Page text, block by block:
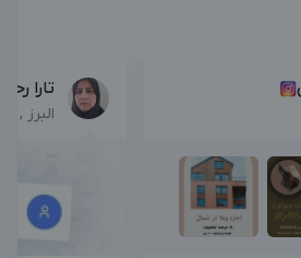
تارا
البرز ,